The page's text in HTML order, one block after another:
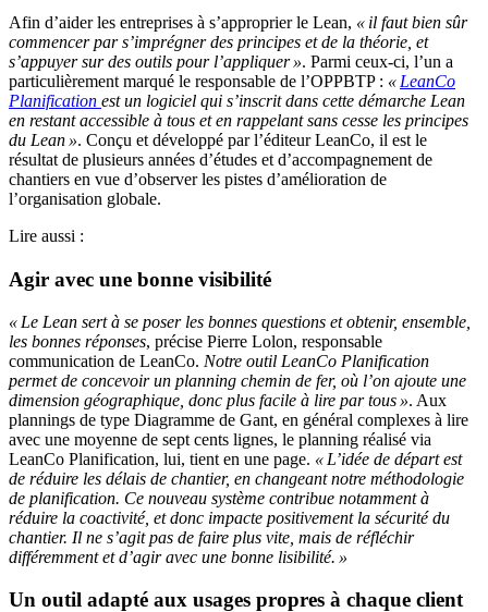
Afin d’aider les entreprises à s’approprier le Lean, « il faut bien sûr
commencer par s’imprégner des principes et de la théorie, et
s’appuyer sur des outils pour l’appliquer ». Parmi ceux-ci, l’un a
particulièrement marqué le responsable de l’OPPBTP : « LeanCo
Planification est un logiciel qui s’inscrit dans cette démarche Lean
en restant accessible à tous et en rappelant sans cesse les principes
du Lean ». Conçu et développé par l’éditeur LeanCo, il est le
résultat de plusieurs années d’études et d’accompagnement de
chantiers en vue d’observer les pistes d’amélioration de
l’organisation globale.
Lire aussi :
Agir avec une bonne visibilité
« Le Lean sert à se poser les bonnes questions et obtenir, ensemble,
les bonnes réponses, précise Pierre Lolon, responsable
communication de LeanCo. Notre outil LeanCo Planification
permet de concevoir un planning chemin de fer, où l’on ajoute une
dimension géographique, donc plus facile à lire par tous ». Aux
plannings de type Diagramme de Gant, en général complexes à lire
avec une moyenne de sept cents lignes, le planning réalisé via
LeanCo Planification, lui, tient en une page. « L’idée de départ est
de réduire les délais de chantier, en changeant notre méthodologie
de planification. Ce nouveau système contribue notamment à
réduire la coactivité, et donc impacte positivement la sécurité du
chantier. Il ne s’agit pas de faire plus vite, mais de réfléchir
différemment et d’agir avec une bonne lisibilité. »
Un outil adapté aux usages propres à chaque client